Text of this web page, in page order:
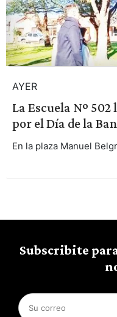
AYER
La Escuela Nº
por el Día de la
En la plaza Manuel
Subscribite